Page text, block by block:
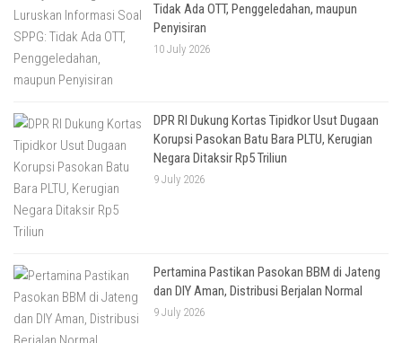
Tidak Ada OTT, Penggeledahan, maupun
Penyisiran
10 July 2026
DPR RI Dukung Kortas Tipidkor Usut Dugaan
Korupsi Pasokan Batu Bara PLTU, Kerugian
Negara Ditaksir Rp5 Triliun
9 July 2026
Pertamina Pastikan Pasokan BBM di Jateng
dan DIY Aman, Distribusi Berjalan Normal
9 July 2026